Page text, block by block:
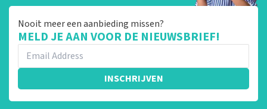
Nooit meer een aanbieding missen?
MELD JE AAN VOOR DE NIEUWSBRIEF!
INSCHRIJVEN